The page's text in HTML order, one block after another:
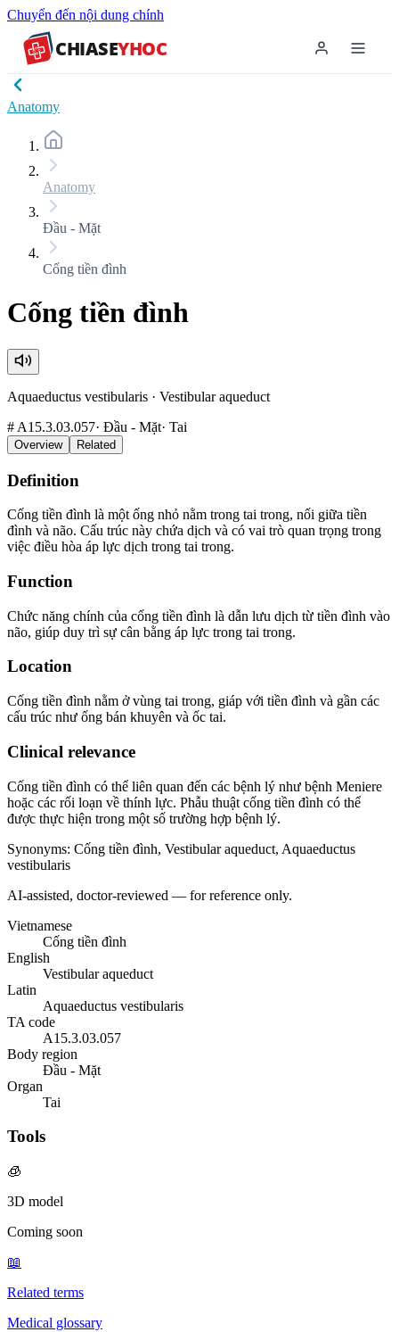
Chuyển đến nội dung chính
CHIASEYHOC
Anatomy
Anatomy
Đầu - Mặt
Cống tiền đình
Cống tiền đình
Aquaeductus vestibularis · Vestibular aqueduct
# A15.3.03.057· Đầu - Mặt· Tai
Overview Related
Definition
Cống tiền đình là một ống nhỏ nằm trong tai trong, nối giữa tiền
đình và não. Cấu trúc này chứa dịch và có vai trò quan trọng trong
việc điều hòa áp lực dịch trong tai trong.
Function
Chức năng chính của cống tiền đình là dẫn lưu dịch từ tiền đình vào
não, giúp duy trì sự cân bằng áp lực trong tai trong.
Location
Cống tiền đình nằm ở vùng tai trong, giáp với tiền đình và gần các
cấu trúc như ống bán khuyên và ốc tai.
Clinical relevance
Cống tiền đình có thể liên quan đến các bệnh lý như bệnh Meniere
hoặc các rối loạn về thính lực. Phẫu thuật cống tiền đình có thể
được thực hiện trong một số trường hợp bệnh lý.
Synonyms: Cống tiền đình, Vestibular aqueduct, Aquaeductus
vestibularis
AI-assisted, doctor-reviewed — for reference only.
Vietnamese
Cống tiền đình
English
Vestibular aqueduct
Latin
Aquaeductus vestibularis
TA code
A15.3.03.057
Body region
Đầu - Mặt
Organ
Tai
Tools
🧊
3D model
Coming soon
📖
Related terms
Medical glossary